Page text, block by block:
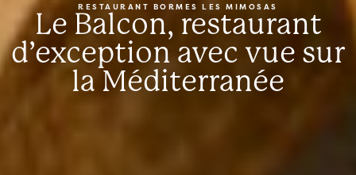
RESTAURANT BORMES LES MIMOSAS
Le Balcon, restaurant
d’exception avec vue sur
la Méditerranée